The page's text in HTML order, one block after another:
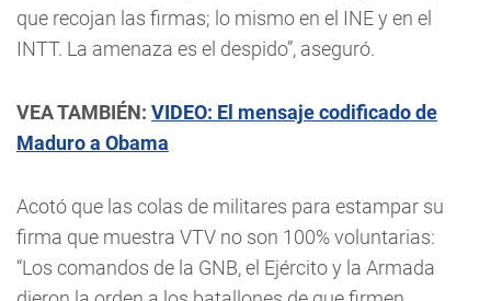
que recojan las firmas; lo mismo en el INE y en el
INTT. La amenaza es el despido”, aseguró.
VEA TAMBIÉN: VIDEO: El mensaje codificado de
Maduro a Obama
Acotó que las colas de militares para estampar su
firma que muestra VTV no son 100% voluntarias:
“Los comandos de la GNB, el Ejército y la Armada